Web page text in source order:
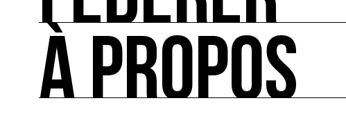
FÉDÉRER
Le répertoire des acteurs de l’écologie culturelle en
À PROPOS